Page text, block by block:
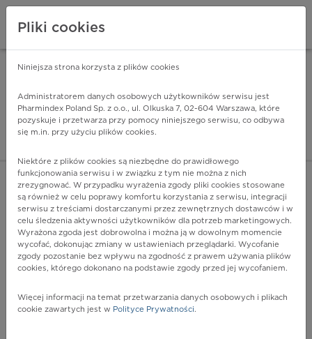
Pharmindex - lider
ZALOGUJ SIĘ
POKAŻ FILTRY
Pharmindex
Pliki cookies
Niniejsza strona korzysta z plików cookies
Administratorem danych osobowych użytkowników serwisu jest
Pharmindex Poland Sp. z o.o., ul. Olkuska 7, 02-604 Warszawa, które
pozyskuje i przetwarza przy pomocy niniejszego serwisu, co odbywa
się m.in. przy użyciu plików cookies.
Niektóre z plików cookies są niezbędne do prawidłowego
funkcjonowania serwisu i w związku z tym nie można z nich
zrezygnować. W przypadku wyrażenia zgody pliki cookies stosowane
są również w celu poprawy komfortu korzystania z serwisu, integracji
serwisu z treściami dostarczanymi przez zewnętrznych dostawców i w
celu śledzenia aktywności użytkowników dla potrzeb marketingowych.
Wyrażona zgoda jest dobrowolna i można ją w dowolnym momencie
wycofać, dokonując zmiany w ustawieniach przeglądarki. Wycofanie
zgody pozostanie bez wpływu na zgodność z prawem używania plików
cookies, którego dokonano na podstawie zgody przed jej wycofaniem.
Więcej informacji na temat przetwarzania danych osobowych i plikach
cookie zawartych jest w Polityce Prywatności.
ZA DARMO - w Google Play INSTALUJ